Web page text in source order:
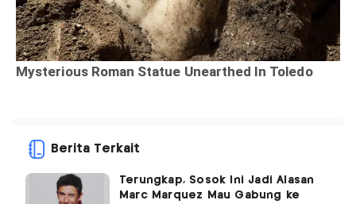
Berita Terkait
Terungkap, Sosok Ini Jadi Alasan
Marc Marquez Mau Gabung ke